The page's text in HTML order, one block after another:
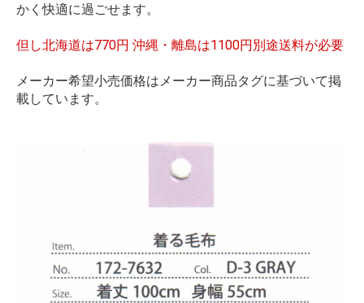
かく快適に過ごせます。
但し北海道は770円 沖縄・離島は1100円別途送料が必要
メーカー希望小売価格はメーカー商品タグに基づいて掲
載しています。